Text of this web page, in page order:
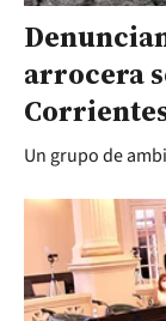
arrocera
Un grupo de